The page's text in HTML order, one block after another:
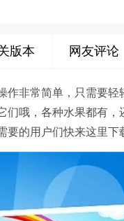
版本 网友评论
作非常简单，只需要
哦，各种水果都有，
的用户们快来这里下